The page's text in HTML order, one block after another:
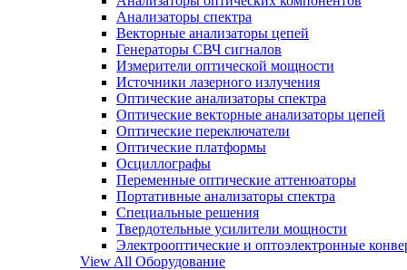
Анализаторы спектра
Векторные анализаторы цепей
Генераторы СВЧ сигналов
Измерители оптической мощности
Источники лазерного излучения
Оптические анализаторы спектра
Оптические векторные анализаторы цепей
Оптические переключатели
Оптические платформы
Осциллографы
Переменные оптические аттенюаторы
Портативные анализаторы спектра
Специальные решения
Твердотельные усилители мощности
Электрооптические и оптоэлектронные
View All Оборудование